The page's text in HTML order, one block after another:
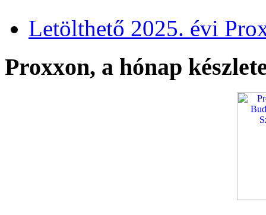
Letölthető 2025. évi
Proxxon, a hónap